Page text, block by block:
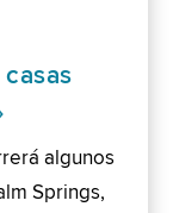
algunos
Springs,